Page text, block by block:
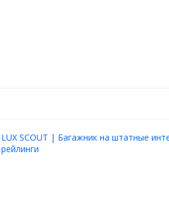
LUX SCOUT | Багажник на штатные
рейлинги